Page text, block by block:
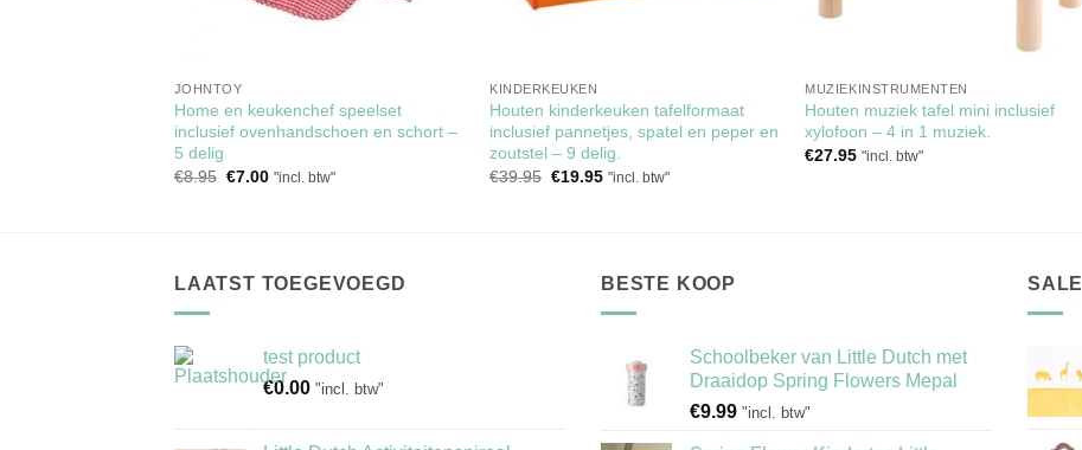
JOHNTOY
Home en keukenchef speelset
inclusief ovenhandschoen en schort –
5 delig
€8.95 Oorspronkelijke
€7.00Huidige
"incl. btw"
KINDERKEUKEN
Houten kinderkeuken tafelformaat
inclusief pannetjes, spatel en peper en
zoutstel – 9 delig.
€39.95 Oorspronkelijke
€19.95Huidige
"incl. btw"
MUZIEKINSTRUMENTEN
Houten muziek tafel mini inclusief
xylofoon – 4 in 1 muziek.
€27.95 "incl. btw"
LAATST TOEGEVOEGD
test product
€0.00 "incl. btw"
BESTE KOOP
Schoolbeker van Little Dutch met
Draaidop Spring Flowers Mepal
€9.99 "incl. btw"
SALE